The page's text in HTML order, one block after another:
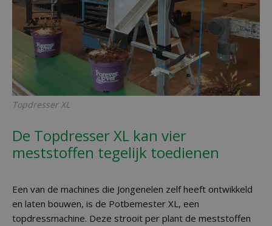
Topdresser XL
De Topdresser XL kan vier
meststoffen tegelijk toedienen
Een van de machines die Jongenelen zelf heeft ontwikkeld
en laten bouwen, is de Potbemester XL, een
topdressmachine. Deze strooit per plant de meststoffen